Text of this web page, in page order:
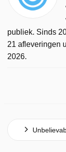
publiek. Sinds
21 afleveringen
2026.